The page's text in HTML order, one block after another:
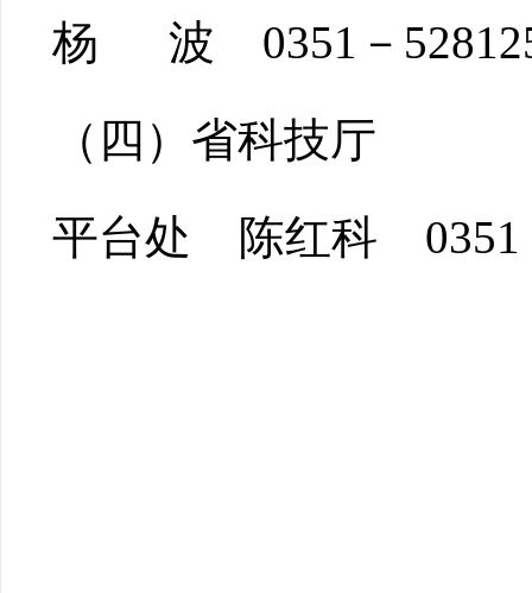
杨 波 0351－
（四）省科技厅
平台处 陈红科 0351